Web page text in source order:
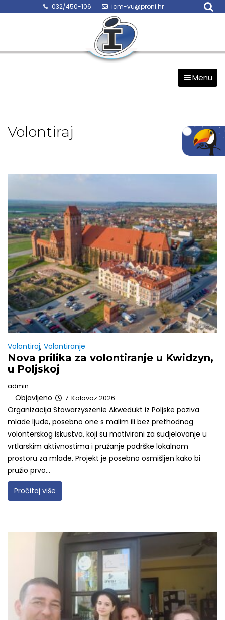
032/450-106 icm-vu@proni.hr
Menu
Volontiraj
Volontiraj, Volontiranje
Nova prilika za volontiranje u Kwidzyn,
u Poljskoj
admin
Objavljeno 7. Kolovoz 2026.
Organizacija Stowarzyszenie Akwedukt iz Poljske poziva
mlade ljude, posebno one s malim ili bez prethodnog
volonterskog iskustva, koji su motivirani za sudjelovanje u
vrtlarskim aktivnostima i pružanje podrške lokalnom
prostoru za mlade. Projekt je posebno osmišljen kako bi
pružio prvo...
Pročitaj više